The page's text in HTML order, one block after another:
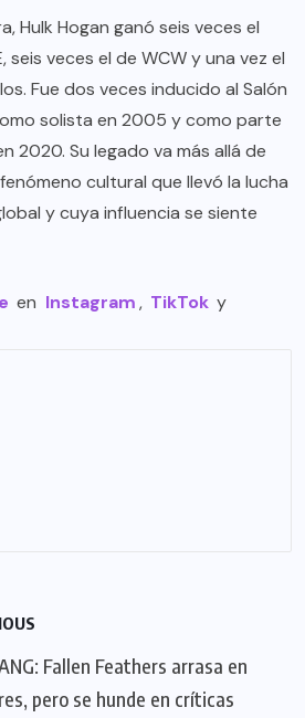
Hulk Hogan ganó seis veces el
seis veces el de WCW y una vez el
Fue dos veces inducido al Salón
solista en 2005 y como parte
2020. Su legado va más allá de
cultural que llevó la lucha
y cuya influencia se siente
en Instagram, TikTok y
Fallen Feathers arrasa en
pero se hunde en críticas